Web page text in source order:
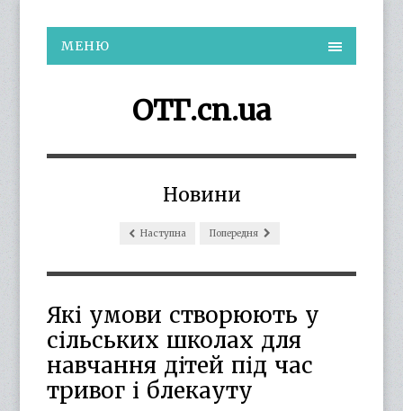
МЕНЮ
ОТГ.cn.ua
Новини
Наступна Попередня
Які умови створюють у
сільських школах для
навчання дітей під час
тривог і блекауту